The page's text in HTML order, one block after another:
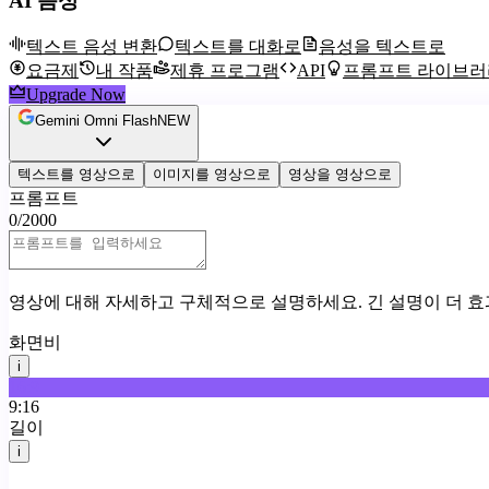
텍스트 음성 변환 텍스트를 대화로
음성을 텍스트로
요금제
내 작품 제휴 프로그램 API
프롬프트 라이브러
Upgrade Now
Gemini Omni FlashNEW
텍스트를 영상으로 이미지를 영상으로 영상을 영상으로
프롬프트
0/2000
영상에 대해 자세하고 구체적으로 설명하세요. 긴 설명이 더
화면비
i
9:16
길이
i